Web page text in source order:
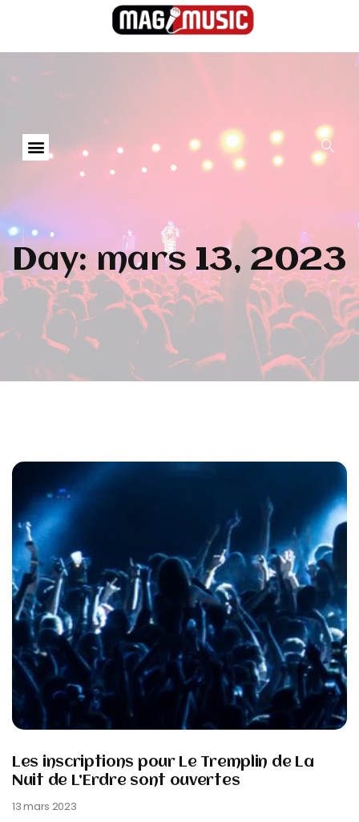
Day: mars 13, 2023
Les inscriptions pour Le Tremplin de La
Nuit de L’Erdre sont ouvertes
13 mars 2023